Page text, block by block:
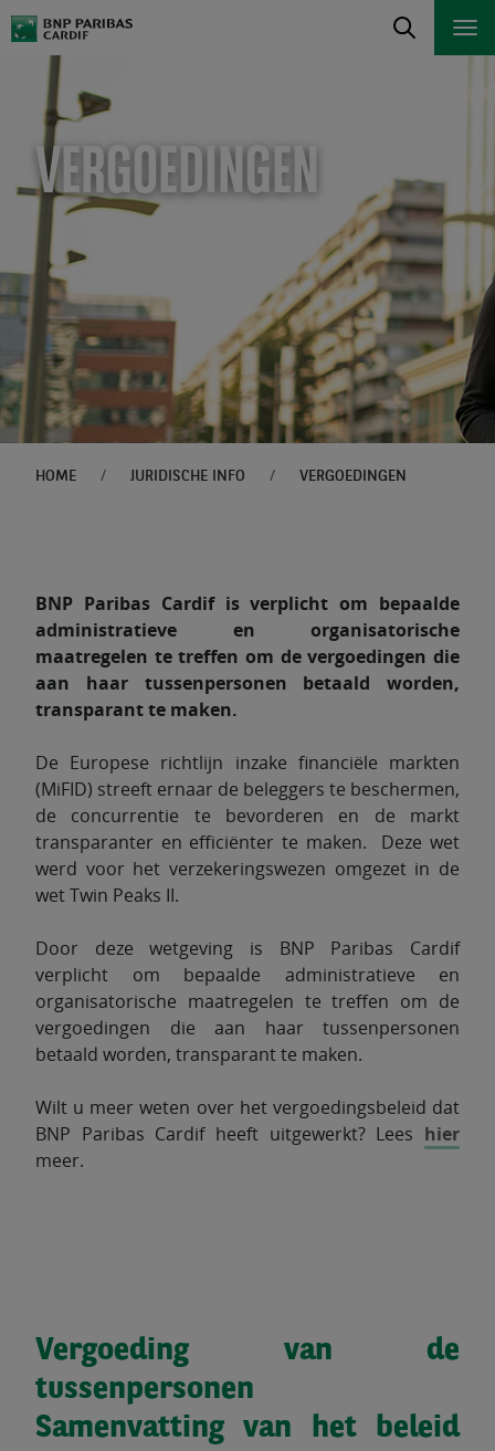
VERGOEDINGEN
HOME JURIDISCHE INFO VERGOEDINGEN
BNP Paribas Cardif is verplicht om bepaalde
administratieve en organisatorische
maatregelen te treffen om de vergoedingen die
aan haar tussenpersonen betaald worden,
transparant te maken.
De Europese richtlijn inzake financiële markten
(MiFID) streeft ernaar de beleggers te beschermen,
de concurrentie te bevorderen en de markt
transparanter en efficiënter te maken. Deze wet
werd voor het verzekeringswezen omgezet in de
wet Twin Peaks II.
Door deze wetgeving is BNP Paribas Cardif
verplicht om bepaalde administratieve en
organisatorische maatregelen te treffen om de
vergoedingen die aan haar tussenpersonen
betaald worden, transparant te maken.
Wilt u meer weten over het vergoedingsbeleid dat
BNP Paribas Cardif heeft uitgewerkt? Lees hier
meer.
Vergoeding van de
tussenpersonen
Samenvatting van het beleid